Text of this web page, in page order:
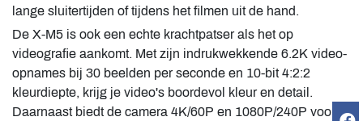
lange sluitertijden of tijdens het filmen uit de hand.
De X-M5 is ook een echte krachtpatser als het op
videografie aankomt. Met zijn indrukwekkende 6.2K video-
opnames bij 30 beelden per seconde en 10-bit 4:2:2
kleurdiepte, krijg je video's boordevol kleur en detail.
Daarnaast biedt de camera 4K/60P en 1080P/240P voor